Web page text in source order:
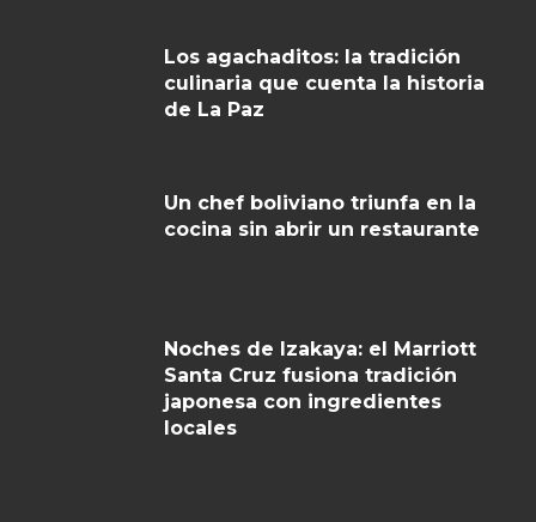
Los agachaditos: la tradición
culinaria que cuenta la historia
de La Paz
Un chef boliviano triunfa en la
cocina sin abrir un restaurante
Noches de Izakaya: el Marriott
Santa Cruz fusiona tradición
japonesa con ingredientes
locales